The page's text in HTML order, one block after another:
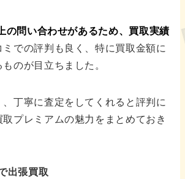
問い合わせがあるため、買取実績
ミでの評判も良く、特に買取金額に
のが目立ちました。
丁寧に査定をしてくれると評判に
プレミアムの魅力をまとめておき
出張買取